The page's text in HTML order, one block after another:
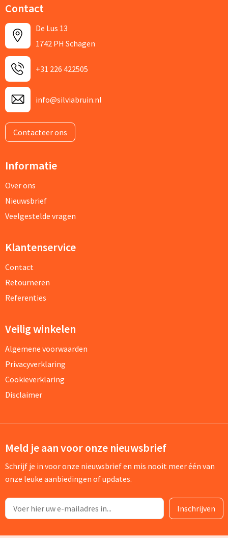
Contact
De Lus 13
1742 PH Schagen
+31 226 422505
info@silviabruin.nl
Contacteer ons
Informatie
Over ons
Nieuwsbrief
Veelgestelde vragen
Klantenservice
Contact
Retourneren
Referenties
Veilig winkelen
Algemene voorwaarden
Privacyverklaring
Cookieverklaring
Disclaimer
Meld je aan voor onze nieuwsbrief
Schrijf je in voor onze nieuwsbrief en mis nooit meer één van
onze leuke aanbiedingen of updates.